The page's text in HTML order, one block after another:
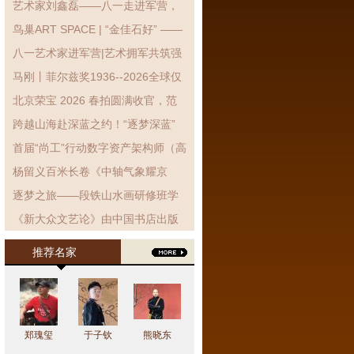
艺术家刘鑫磊——八一走进军营，
翰墨抒拥军情·丹青致敬子弟兵
鸟巢ART SPACE | “金佳石好” ——
金石拓片艺术展展览现场!
八一艺术家进军营|艺术拥军共筑强
军梦 笔墨丹青致敬子弟兵
马刚丨菲尔兹奖1936--2026全球仅
有3位女性获得
北京荣宝 2026 春拍圆满收官，范
曾封面力作《东坡得砚》高价领衔
跨越山海赴深蓝之约！“逐梦深蓝”
海洋强国主题设计巡展银川站启幕
首届“尚工”行动数字资产架构师（高
级）能力提升培训-文化艺术行业定
制班开班仪式暨第一次集中授课...
杨留义百米长卷《中轴气象耀京
华》暨京城胜景展在京举行
逐梦之旅——段铁山水画研修班学
员作品展在北京开幕
《新大众文艺论》由中国书店出版
推荐名家
郑瑰玺 于子钦 熊晓东